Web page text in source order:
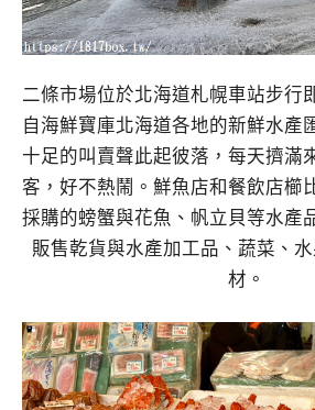
二條市場位於北海道札幌車站步行
自海鮮寶庫北海道各地的新鮮水產
十足的叫賣聲此起彼落，每天擠滿
客，好不熱鬧。鮮魚店和餐飲店櫛
採購的螃蟹與花魚、帆立貝等水產
販售乾貨與水產加工品、蔬菜、
材。